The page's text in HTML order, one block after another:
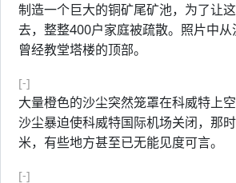
制造一个巨大的铜矿尾矿池，为了让
去，整整400户家庭被疏散。照片中
曾经教堂塔楼的顶部。
[-]
大量橙色的沙尘突然笼罩在科威特上
沙尘暴迫使科威特国际机场关闭，那
米，有些地方甚至已无能见度可言。
[-]